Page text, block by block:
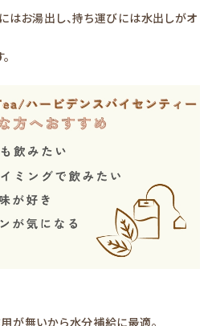
はお湯出し、持ち運びには水出しがオ
が無いから水分補給に最適。